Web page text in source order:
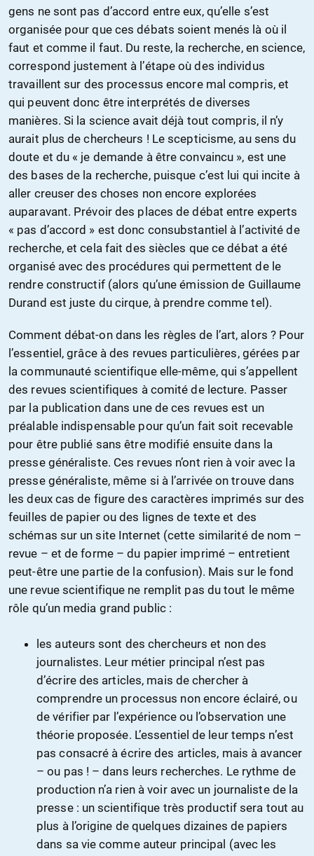
gens ne sont pas d’accord entre eux, qu’elle s’est
organisée pour que ces débats soient menés là où il
faut et comme il faut. Du reste, la recherche, en science,
correspond justement à l’étape où des individus
travaillent sur des processus encore mal compris, et
qui peuvent donc être interprétés de diverses
manières. Si la science avait déjà tout compris, il n’y
aurait plus de chercheurs ! Le scepticisme, au sens du
doute et du « je demande à être convaincu », est une
des bases de la recherche, puisque c’est lui qui incite à
aller creuser des choses non encore explorées
auparavant. Prévoir des places de débat entre experts
« pas d’accord » est donc consubstantiel à l’activité de
recherche, et cela fait des siècles que ce débat a été
organisé avec des procédures qui permettent de le
rendre constructif (alors qu’une émission de Guillaume
Durand est juste du cirque, à prendre comme tel).
Comment débat-on dans les règles de l’art, alors ? Pour
l’essentiel, grâce à des revues particulières, gérées par
la communauté scientifique elle-même, qui s’appellent
des revues scientifiques à comité de lecture. Passer
par la publication dans une de ces revues est un
préalable indispensable pour qu’un fait soit recevable
pour être publié sans être modifié ensuite dans la
presse généraliste. Ces revues n’ont rien à voir avec la
presse généraliste, même si à l’arrivée on trouve dans
les deux cas de figure des caractères imprimés sur des
feuilles de papier ou des lignes de texte et des
schémas sur un site Internet (cette similarité de nom –
revue – et de forme – du papier imprimé – entretient
peut-être une partie de la confusion). Mais sur le fond
une revue scientifique ne remplit pas du tout le même
rôle qu’un media grand public :
les auteurs sont des chercheurs et non des
journalistes. Leur métier principal n’est pas
d’écrire des articles, mais de chercher à
comprendre un processus non encore éclairé, ou
de vérifier par l’expérience ou l’observation une
théorie proposée. L’essentiel de leur temps n’est
pas consacré à écrire des articles, mais à avancer
– ou pas ! – dans leurs recherches. Le rythme de
production n’a rien à voir avec un journaliste de la
presse : un scientifique très productif sera tout au
plus à l’origine de quelques dizaines de papiers
dans sa vie comme auteur principal (avec les